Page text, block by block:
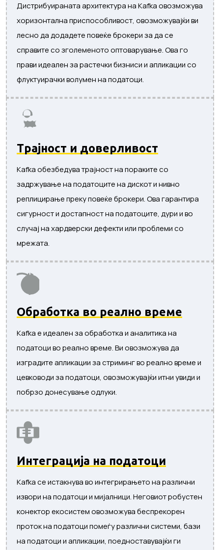
Дистрибуираната архитектура на Kafka овозможува
хоризонтална приспособливост, овозможувајќи ви
лесно да додадете повеќе брокери за да се
справите со зголеменото оптоварување. Ова го
прави идеален за растечки бизниси и апликации со
флуктуирачки волумен на податоци.
Трајност и доверливост
Kafka обезбедува трајност на пораките со
задржување на податоците на дискот и нивно
реплицирање преку повеќе брокери. Ова гарантира
сигурност и достапност на податоците, дури и во
случај на хардверски дефекти или проблеми со
мрежата.
Обработка во реално време
Kafka е идеален за обработка и аналитика на
податоци во реално време. Ви овозможува да
изградите апликации за стриминг во реално време и
цевководи за податоци, овозможувајќи итни увиди и
побрзо донесување одлуки.
Интеграција на податоци
Kafka се истакнува во интегрирањето на различни
извори на податоци и мијалници. Неговиот робустен
конектор екосистем овозможува беспрекорен
проток на податоци помеѓу различни системи, бази
на податоци и апликации, поедноставувајќи ги